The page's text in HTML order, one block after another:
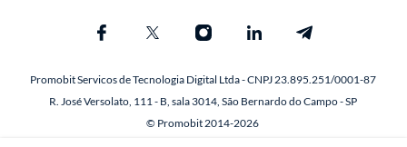
Promobit Servicos de Tecnologia Digital Ltda - CNPJ 23.895.251/0001-87
R. José Versolato, 111 - B, sala 3014, São Bernardo do Campo - SP
© Promobit 2014-2026